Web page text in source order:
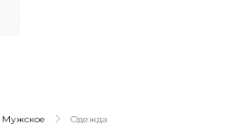
Мужское Одежда